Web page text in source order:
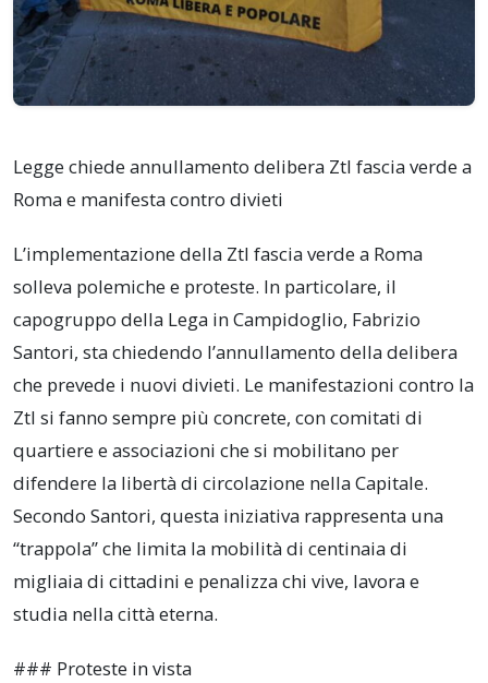
Legge chiede annullamento delibera Ztl fascia verde a
Roma e manifesta contro divieti
L’implementazione della Ztl fascia verde a Roma
solleva polemiche e proteste. In particolare, il
capogruppo della Lega in Campidoglio, Fabrizio
Santori, sta chiedendo l’annullamento della delibera
che prevede i nuovi divieti. Le manifestazioni contro la
Ztl si fanno sempre più concrete, con comitati di
quartiere e associazioni che si mobilitano per
difendere la libertà di circolazione nella Capitale.
Secondo Santori, questa iniziativa rappresenta una
“trappola” che limita la mobilità di centinaia di
migliaia di cittadini e penalizza chi vive, lavora e
studia nella città eterna.
### Proteste in vista